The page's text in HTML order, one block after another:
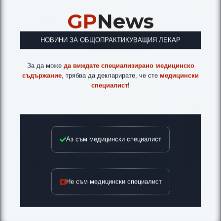
GPNews
НОВИНИ ЗА ОБЩОПРАКТИКУВАЩИЯ ЛЕКАР
За да може да виждате специализирано медицинско
съдържание , трябва да декларирате, че сте медицински
специалист!
Аз съм медицински специалист
Не съм медицински специалист